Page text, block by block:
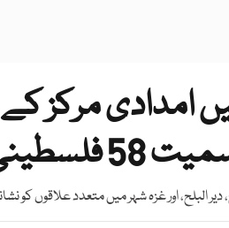
امدادی مرکز
شہید
البلح، اور غزہ شہر میں متعدد علاقوں کو